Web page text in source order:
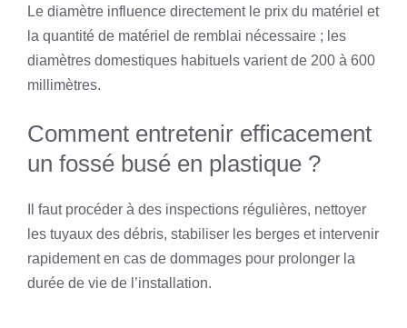
Le diamètre influence directement le prix du matériel et
la quantité de matériel de remblai nécessaire ; les
diamètres domestiques habituels varient de 200 à 600
millimètres.
Comment entretenir efficacement
un fossé busé en plastique ?
Il faut procéder à des inspections régulières, nettoyer
les tuyaux des débris, stabiliser les berges et intervenir
rapidement en cas de dommages pour prolonger la
durée de vie de l’installation.